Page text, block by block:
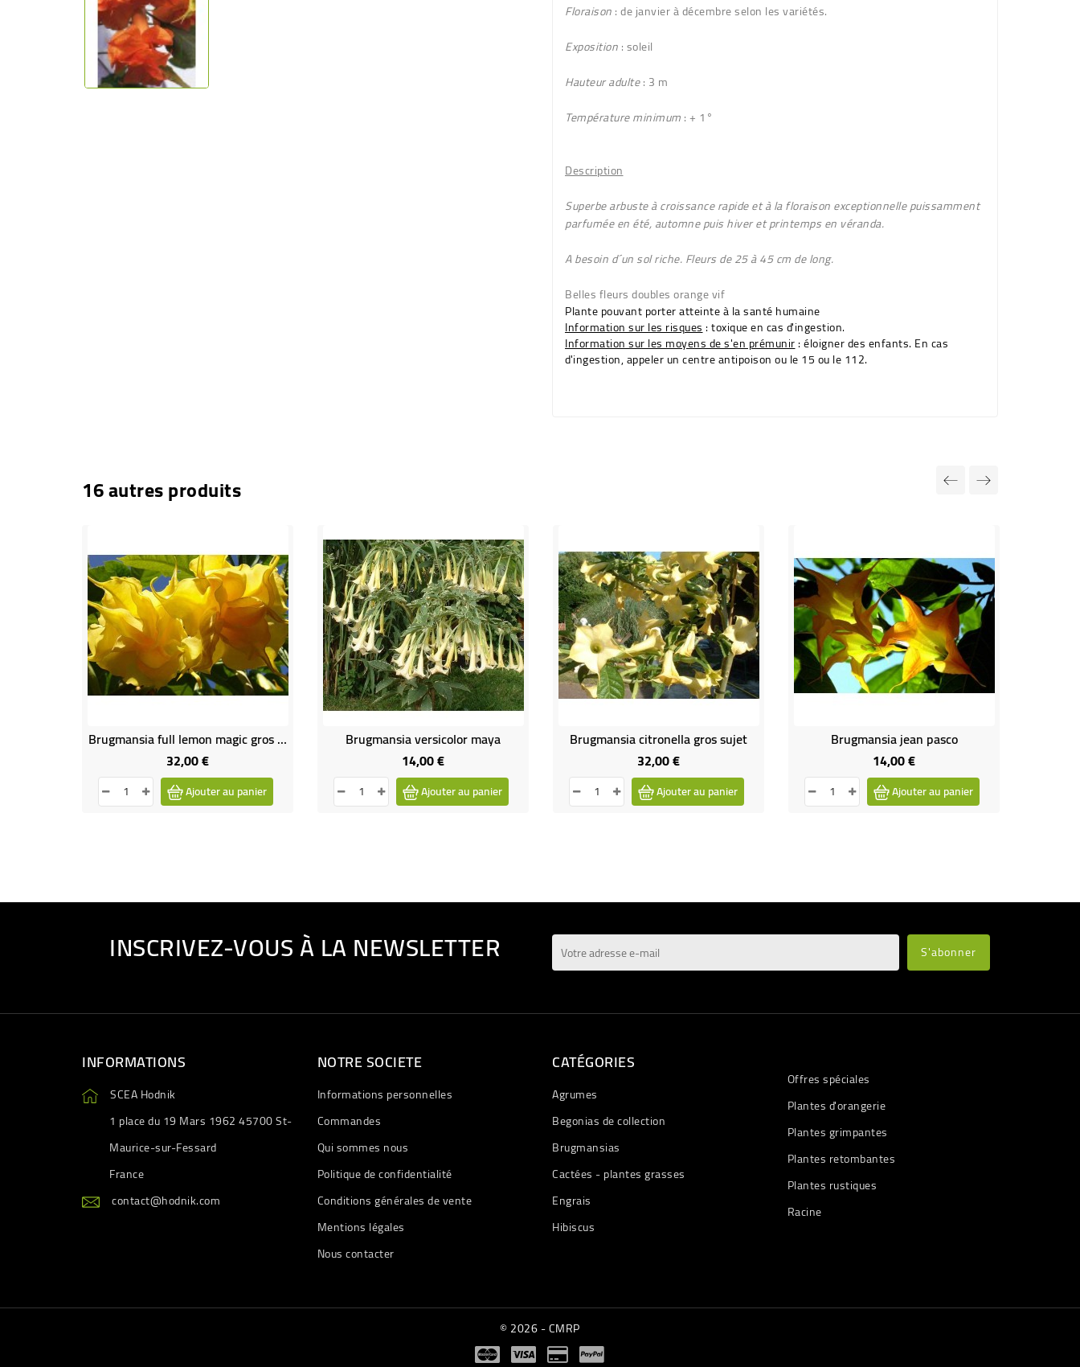
Floraison: de janvier à décembre selon les variétés.
Exposition: soleil
Hauteur adulte: 3 m
Température minimum: + 1°
Description
Superbe arbuste à croissance rapide et à la floraison exceptionnelle puissamment
parfumée en été, automne puis hiver et printemps en véranda.
A besoin d´un sol riche. Fleurs de 25 à 45 cm de long.
Belles fleursdoubles orange vif
Plante pouvant porter atteinte à la santé humaine
Information sur les risques: toxique en cas d'ingestion.
Information sur les moyens de s'en prémunir: éloigner des enfants. En cas
d'ingestion, appeler un centre antipoison ou le 15 ou le 112.
16 autres produits
Brugmansia full lemon magic gros sujet
32,00 €Prix
Ajouter au panier
Brugmansia versicolor maya
14,00 €Prix
Ajouter au panier
Brugmansia citronella gros sujet
32,00 €Prix
Ajouter au panier
Brugmansia jean pasco
14,00 €Prix
Ajouter au panier
INSCRIVEZ-VOUS À LA NEWSLETTER
INFORMATIONS
SCEA Hodnik
1 place du 19 Mars 1962 45700 St-
Maurice-sur-Fessard
France
contact@hodnik.com
NOTRE SOCIETE
Informations personnelles
Commandes
Qui sommes nous
Politique de confidentialité
Conditions générales de vente
Mentions légales
Nous contacter
CATÉGORIES
Agrumes
Begonias de collection
Brugmansias
Cactées - plantes grasses
Engrais
Hibiscus
Offres spéciales
Plantes d'orangerie
Plantes grimpantes
Plantes retombantes
Plantes rustiques
Racine
© 2026 - CMRP